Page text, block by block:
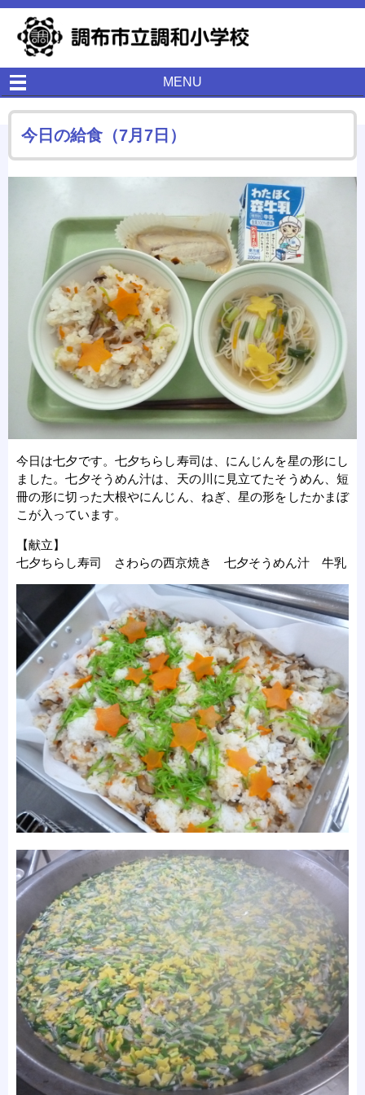
MENU
今日の給食（7月7日）
今日は七夕です。七夕ちらし寿司は、にんじんを星の形にし
ました。七夕そうめん汁は、天の川に見立てたそうめん、短
冊の形に切った大根やにんじん、ねぎ、星の形をしたかまぼ
こが入っています。
【献立】
七夕ちらし寿司 さわらの西京焼き 七夕そうめん汁 牛乳